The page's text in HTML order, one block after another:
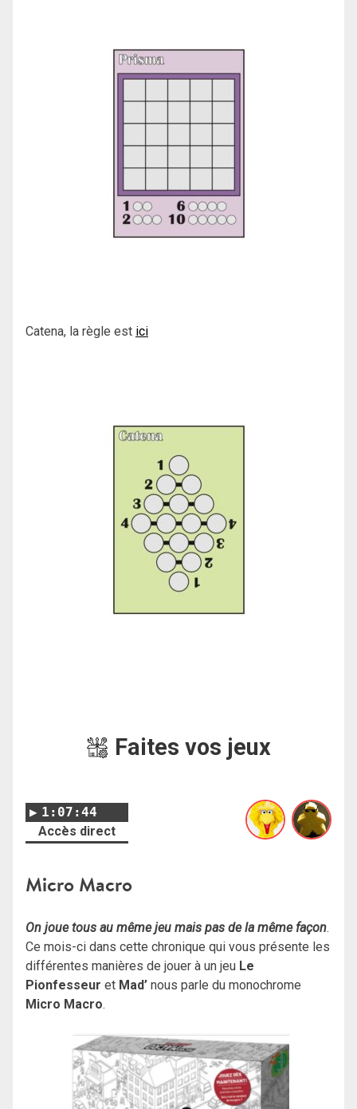
Catena, la règle est ici
Faites vos jeux
1:07:44
Accès direct
Micro Macro
On joue tous au même jeu mais pas de la même façon.
Ce mois-ci dans cette chronique qui vous présente les
différentes manières de jouer à un jeu Le
Pionfesseur et Mad’ nous parle du monochrome
Micro Macro.